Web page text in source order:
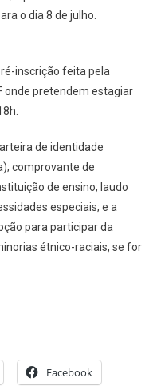
o dia 8 de julho.
inscrição feita pela
onde pretendem estagiar
de identidade
comprovante de
de ensino; laudo
especiais; e a
para participar da
étnico-raciais, se for
Facebook